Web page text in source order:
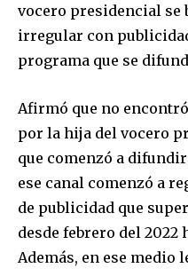
conversation.
To subscribe, simply enter
or click the subscribe button
your privacy and won't
safe with us.
vocero presidencial se
irregular con
programa que se
Afirmó que no
por la hija del vocero
que comenzó a
ese canal comenzó a
de publicidad que
desde febrero del 2022
Además, en ese medio